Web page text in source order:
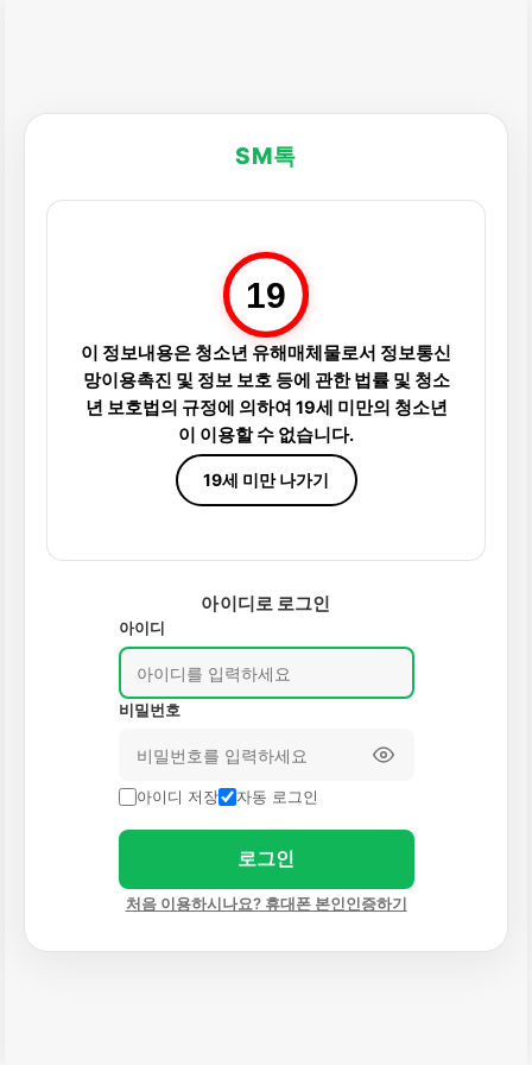
SM톡
19
이 정보내용은 청소년 유해매체물로서 정보통신
망이용촉진 및 정보 보호 등에 관한 법률 및 청소
년 보호법의 규정에 의하여 19세 미만의 청소년
이 이용할 수 없습니다.
19세 미만 나가기
아이디로 로그인
아이디
비밀번호
아이디 저장 자동 로그인
로그인
처음 이용하시나요? 휴대폰 본인인증하기